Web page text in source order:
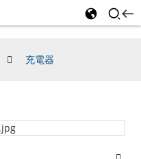
充電器